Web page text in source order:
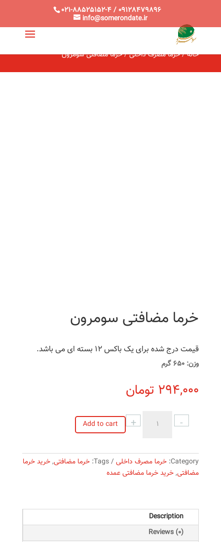
021-88525152-4 / 09128479896
info@somerondate.ir
خانه/خرما مصرف داخلی/ خرما مضافتی سومرون
خرما مضافتی سومرون
قیمت درج شده برای یک باکس 12 بسته ای می باشد.
وزن: 650 گرم
294,000 تومان
-
+
Add to cart
Category: خرما مصرف داخلی Tags: خرما مضافتی,خرید خرما
مضافتی,خرید خرما مضافتی عمده
Description
Reviews (0)